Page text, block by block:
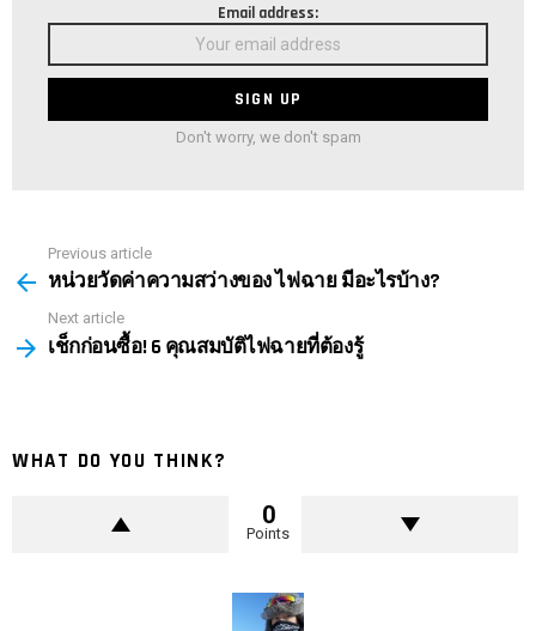
Email address:
Don't worry, we don't spam
more
Previous article
หน่วยวัดค่าความสว่างของ ไฟฉาย มีอะไรบ้าง?
Next article
เช็กก่อนซื้อ! 6 คุณสมบัติไฟฉายที่ต้องรู้
WHAT DO YOU THINK?
0
Points